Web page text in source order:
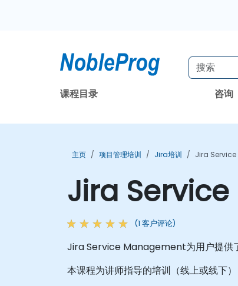
课程目录 咨询
主页 项目管理培训 Jira培训 Jira
Jira
(1 客户评论)
Jira Service Management为用户提供
本课程为讲师指导的培训（线上或线下